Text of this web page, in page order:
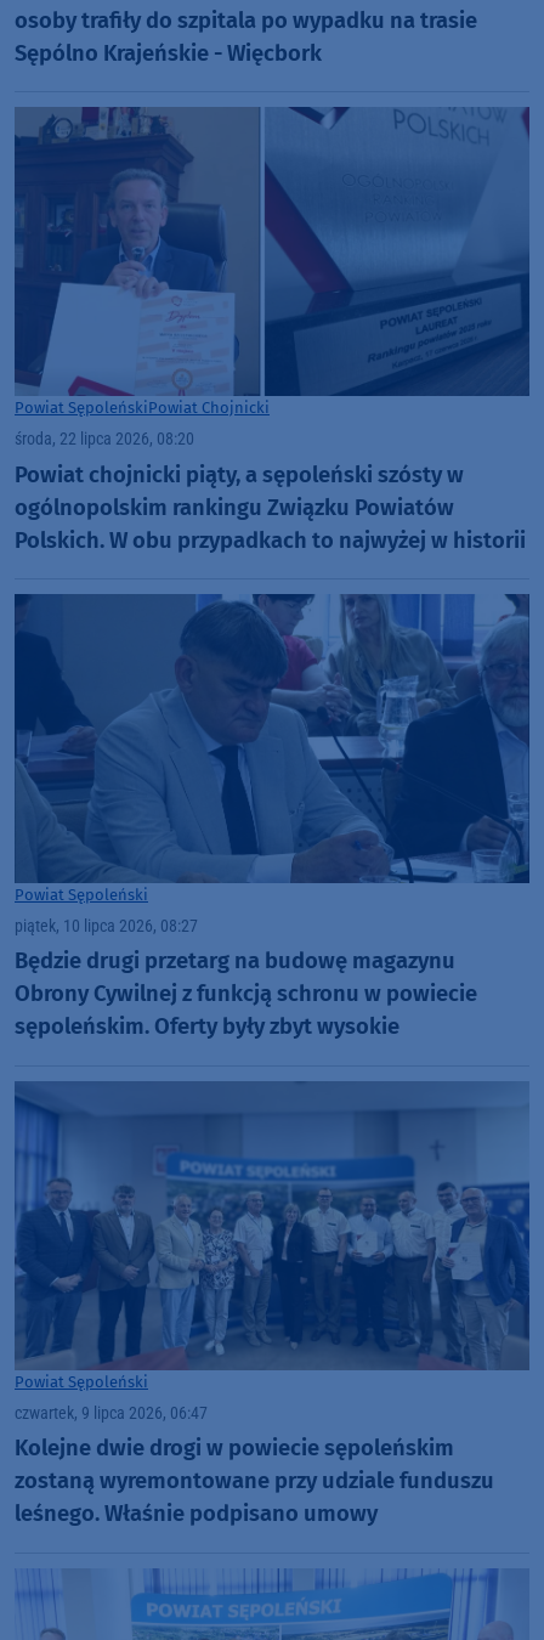
osoby trafiły do szpitala po wypadku na trasie
Sępólno Krajeńskie - Więcbork
Powiat SępoleńskiPowiat Chojnicki
środa, 22 lipca 2026, 08:20
Powiat chojnicki piąty, a sępoleński szósty w
ogólnopolskim rankingu Związku Powiatów
Polskich. W obu przypadkach to najwyżej w historii
Powiat Sępoleński
piątek, 10 lipca 2026, 08:27
Będzie drugi przetarg na budowę magazynu
Obrony Cywilnej z funkcją schronu w powiecie
sępoleńskim. Oferty były zbyt wysokie
Powiat Sępoleński
czwartek, 9 lipca 2026, 06:47
Kolejne dwie drogi w powiecie sępoleńskim
zostaną wyremontowane przy udziale funduszu
leśnego. Właśnie podpisano umowy